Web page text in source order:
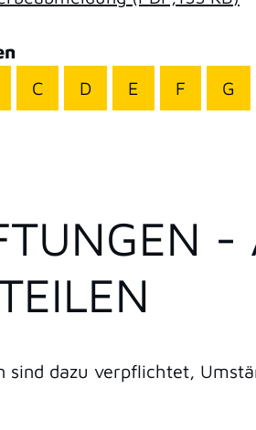
C D E F G
-
sind dazu verpflichtet,